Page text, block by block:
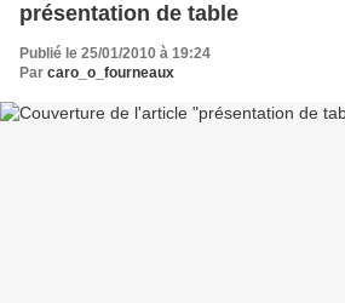
présentation de table
Publié le 25/01/2010 à 19:24
Par caro_o_fourneaux